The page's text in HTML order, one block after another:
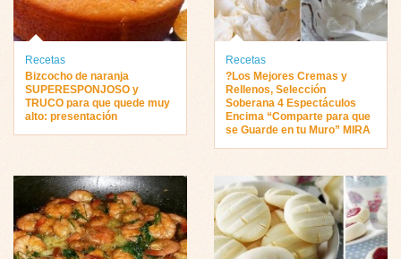
Recetas
Bizcocho de naranja
SUPERESPONJOSO y
TRUCO para que quede muy
alto: presentación
Recetas
?Los Mejores Cremas y
Rellenos, Selección
Soberana 4 Espectáculos
Encima “Comparte para que
se Guarde en tu Muro” MIRA